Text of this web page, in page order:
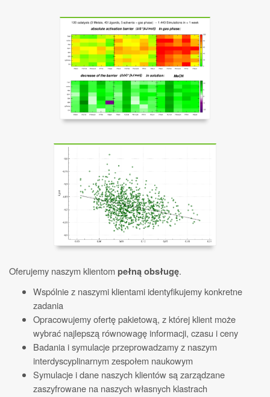
Oferujemy naszym klientom pełną obsługę.
Wspólnie z naszymi klientami identyfikujemy konkretne
zadania
Opracowujemy ofertę pakietową, z której klient może
wybrać najlepszą równowagę informacji, czasu i ceny
Badania i symulacje przeprowadzamy z naszym
interdyscyplinarnym zespołem naukowym
Symulacje i dane naszych klientów są zarządzane
zaszyfrowane na naszych własnych klastrach